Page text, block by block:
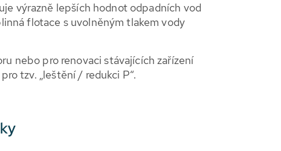
výrazně lepších hodnot odpadních vod
flotace s uvolněným tlakem vody
nebo pro renovaci stávajících zařízení
tzv. „leštění / redukci P“.